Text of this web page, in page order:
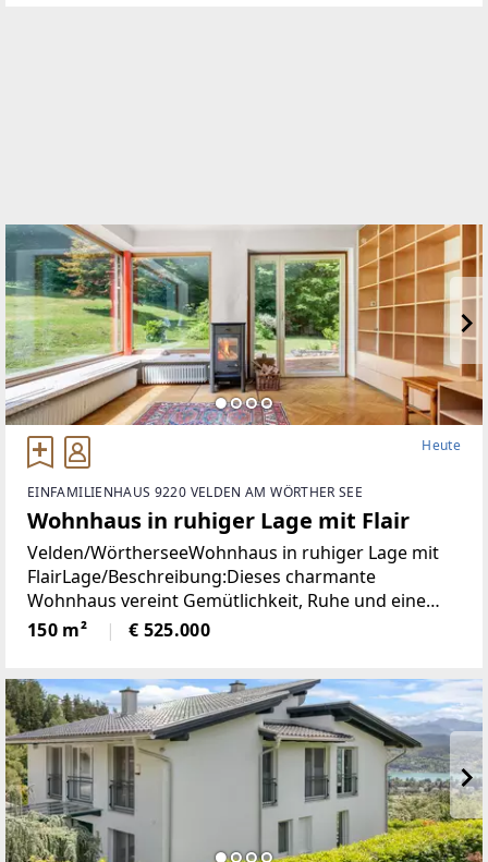
Heute
EINFAMILIENHAUS 9220 VELDEN AM WÖRTHER SEE
Wohnhaus in ruhiger Lage mit Flair
Velden/WörtherseeWohnhaus in ruhiger Lage mit
FlairLage/Beschreibung:Dieses charmante
Wohnhaus vereint Gemütlichkeit, Ruhe und eine
hohe Lebensqualität in unmittelbarer Nähe zum
Zentrum von Velden. Eingebettet in eine
150 m² € 525.000